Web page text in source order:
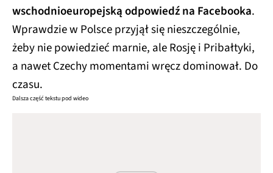
wschodnioeuropejską odpowiedź na Facebooka.
Wprawdzie w Polsce przyjął się nieszczególnie,
żeby nie powiedzieć marnie, ale Rosję i Pribałtyki,
a nawet Czechy momentami wręcz dominował. Do
czasu.
Dalsza część tekstu pod wideo